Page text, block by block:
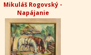
Mikuláš Rogovský -
Napájanie